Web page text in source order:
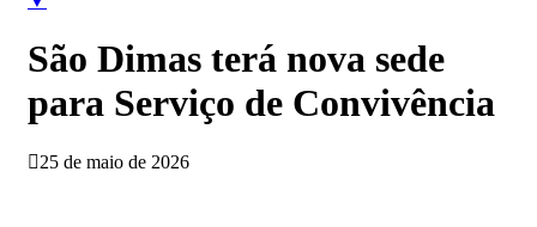
São Dimas terá nova sede
para Serviço de Convivência
25 de maio de 2026